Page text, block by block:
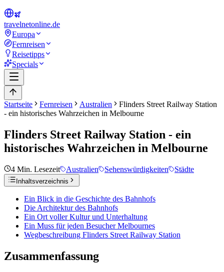
travelnetonline.de
Europa
Fernreisen
Reisetipps
Specials
Startseite Fernreisen Australien
Flinders Street Railway Station
- ein historisches Wahrzeichen in Melbourne
Flinders Street Railway Station - ein
historisches Wahrzeichen in Melbourne
4 Min. Lesezeit Australien Sehenswürdigkeiten Städte
Inhaltsverzeichnis
Ein Blick in die Geschichte des Bahnhofs
Die Architektur des Bahnhofs
Ein Ort voller Kultur und Unterhaltung
Ein Muss für jeden Besucher Melbournes
Wegbeschreibung Flinders Street Railway Station
Zusammenfassung